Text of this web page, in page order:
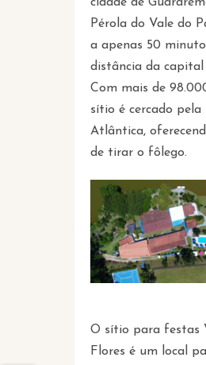
cidade de
Pérola do Vale do
a apenas 50
distância da capital
Com mais de
sítio é cercado
Atlântica,
de tirar o fôlego.
O sítio para festas
Flores é um local